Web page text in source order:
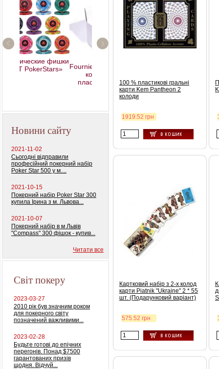
фишки
Fournier 2818 Блок (12
колод) 100%
пластиковых карт
Новини сайту
2021-11-02
Сьогодні відправили
професійний покерний набір
Poker Star 500 у м....
2021-10-15
Покерний набір Poker Star 300
купила Ірина з м. Львова...
2021-10-07
Покерний набір в м Львів
"Compass" 300 фішок - купив...
Читати все
Світ покеру
2023-03-27
2010 рік був значним роком
для покерного світу
позначений важливими...
2023-02-28
Будьте готові до епічних
перегонів. Понад $7500
гарантованих призів
щодня. Відчуй...
100 % пластикові гральні
карти Kem Pantheon 2
колоди
1919.52 грн
Картковий набір з 2-х колод
карти Piatnik "Ukraine" 2 * 55
шт. (Подарунковий варіант)
575.52 грн